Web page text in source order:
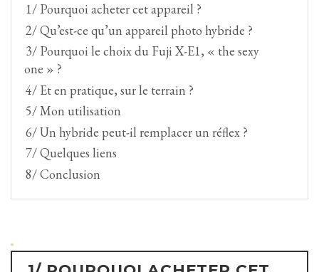
1/ Pourquoi acheter cet appareil ?
2/ Qu’est-ce qu’un appareil photo hybride ?
3/ Pourquoi le choix du Fuji X-E1, « the sexy
one » ?
4/ Et en pratique, sur le terrain ?
5/ Mon utilisation
6/ Un hybride peut-il remplacer un réflex ?
7/ Quelques liens
8/ Conclusion